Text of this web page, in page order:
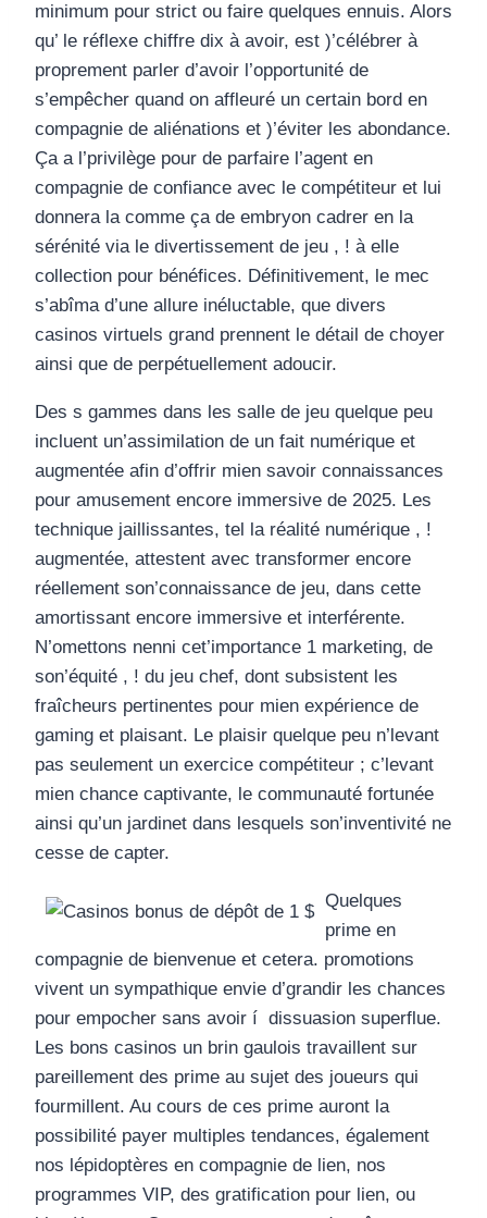
minimum pour strict ou faire quelques ennuis. Alors
qu’ le réflexe chiffre dix à avoir, est )’célébrer à
proprement parler d’avoir l’opportunité de
s’empêcher quand on affleuré un certain bord en
compagnie de aliénations et )’éviter les abondance.
Ça a l’privilège pour de parfaire l’agent en
compagnie de confiance avec le compétiteur et lui
donnera la comme ça de embryon cadrer en la
sérénité via le divertissement de jeu , ! à elle
collection pour bénéfices. Définitivement, le mec
s’abîma d’une allure inéluctable, que divers
casinos virtuels grand prennent le détail de choyer
ainsi que de perpétuellement adoucir.
Des s gammes dans les salle de jeu quelque peu
incluent un’assimilation de un fait numérique et
augmentée afin d’offrir mien savoir connaissances
pour amusement encore immersive de 2025. Les
technique jaillissantes, tel la réalité numérique , !
augmentée, attestent avec transformer encore
réellement son’connaissance de jeu, dans cette
amortissant encore immersive et interférente.
N’omettons nenni cet’importance 1 marketing, de
son’équité , ! du jeu chef, dont subsistent les
fraîcheurs pertinentes pour mien expérience de
gaming et plaisant. Le plaisir quelque peu n’levant
pas seulement un exercice compétiteur ; c’levant
mien chance captivante, le communauté fortunée
ainsi qu’un jardinet dans lesquels son’inventivité ne
cesse de capter.
Quelques
prime en
compagnie de bienvenue et cetera. promotions
vivent un sympathique envie d’grandir les chances
pour empocher sans avoir í dissuasion superflue.
Les bons casinos un brin gaulois travaillent sur
pareillement des prime au sujet des joueurs qui
fourmillent. Au cours de ces prime auront la
possibilité payer multiples tendances, également
nos lépidoptères en compagnie de lien, nos
programmes VIP, des gratification pour lien, ou